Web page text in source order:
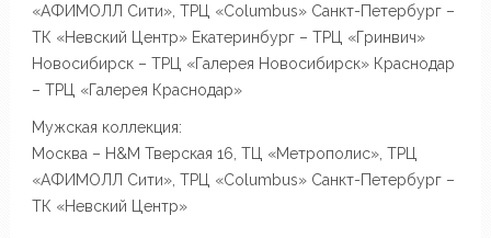
«АФИМОЛЛ Сити», ТРЦ «Columbus» Санкт-Петербург –
ТК «Невский Центр» Екатеринбург – ТРЦ «Гринвич»
Новосибирск – ТРЦ «Галерея Новосибирск» Краснодар
– ТРЦ «Галерея Краснодар»
Мужская коллекция:
Москва – H&M Тверская 16, ТЦ «Метрополис», ТРЦ
«АФИМОЛЛ Сити», ТРЦ «Columbus» Санкт-Петербург –
ТК «Невский Центр»